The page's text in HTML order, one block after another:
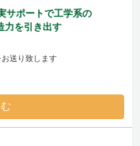
サポートで工学系の
力を引き出す
送り致します